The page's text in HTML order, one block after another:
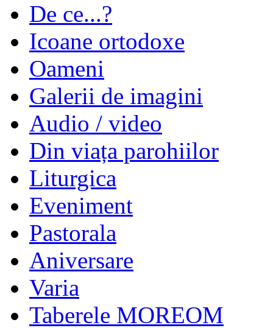
De ce...?
Icoane ortodoxe
Oameni
Galerii de imagini
Audio / video
Din viața parohiilor
Liturgica
Eveniment
Pastorala
Aniversare
Varia
Taberele MOREOM